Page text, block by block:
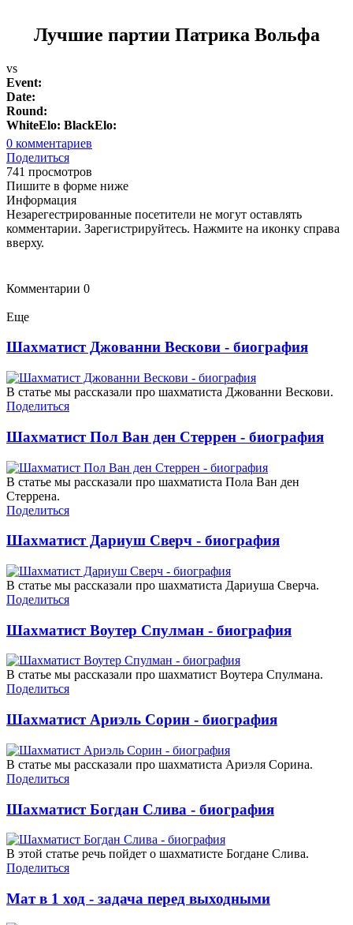
Лучшие партии Патрика Вольфа
vs
Event:
Date:
Round:
WhiteElo: BlackElo:
0 комментариев
Поделиться
741 просмотров
Пишите в форме ниже
Информация
Незарегестрированные посетители не могут оставлять
комментарии. Зарегистрируйтесь. Нажмите на иконку справа
вверху.
Комментарии 0
Еще
Шахматист Джованни Вескови - биография
В статье мы рассказали про шахматиста Джованни Вескови.
Поделиться
Шахматист Пол Ван ден Стеррен - биография
В статье мы рассказали про шахматиста Пола Ван ден
Стеррена.
Поделиться
Шахматист Дариуш Сверч - биография
В статье мы рассказали про шахматиста Дариуша Сверча.
Поделиться
Шахматист Воутер Спулман - биография
В статье мы рассказали про шахматист Воутера Спулмана.
Поделиться
Шахматист Ариэль Сорин - биография
В статье мы рассказали про шахматиста Ариэля Сорина.
Поделиться
Шахматист Богдан Слива - биография
В этой статье речь пойдет о шахматисте Богдане Слива.
Поделиться
Мат в 1 ход - задача перед выходными